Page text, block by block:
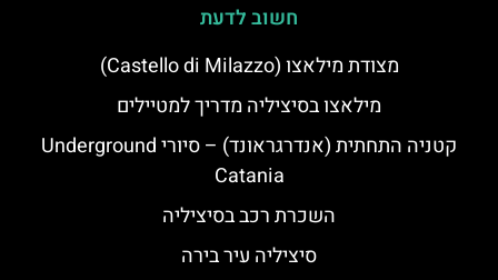
חשוב לדעת
מצודת מילאצו (Castello di Milazzo)
מילאצו בסיציליה מדריך למטיילים
קטניה התחתית (אנדרגראונד) – סיורי Underground
Catania
השכרת רכב בסיציליה
סיציליה עיר בירה